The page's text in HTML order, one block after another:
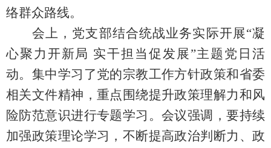
络群众路线。
会上，党支部结合统战业务实际开展“凝
心聚力开新局 实干担当促发展”主题党日活
动。集中学习了党的宗教工作方针政策和省委
相关文件精神，重点围绕提升政策理解力和风
险防范意识进行专题学习。会议强调，要持续
加强政策理论学习，不断提高政治判断力、政